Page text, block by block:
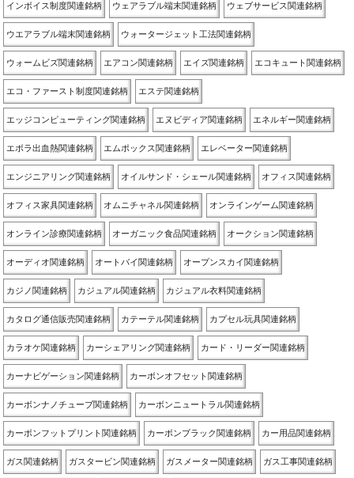
インボイス制度関連銘柄 ウェアラブル端末関連銘柄 ウェブサービス関連銘柄
ウエアラブル端末関連銘柄 ウォータージェット工法関連銘柄
ウォームビズ関連銘柄 エアコン関連銘柄 エイズ関連銘柄 エコキュート関連銘柄
エコ・ファースト制度関連銘柄 エステ関連銘柄
エッジコンピューティング関連銘柄 エヌビディア関連銘柄 エネルギー関連銘柄
エボラ出血熱関連銘柄 エムポックス関連銘柄 エレベーター関連銘柄
エンジニアリング関連銘柄 オイルサンド・シェール関連銘柄 オフィス関連銘柄
オフィス家具関連銘柄 オムニチャネル関連銘柄 オンラインゲーム関連銘柄
オンライン診療関連銘柄 オーガニック食品関連銘柄 オークション関連銘柄
オーディオ関連銘柄 オートバイ関連銘柄 オープンスカイ関連銘柄
カジノ関連銘柄 カジュアル関連銘柄 カジュアル衣料関連銘柄
カタログ通信販売関連銘柄 カテーテル関連銘柄 カプセル玩具関連銘柄
カラオケ関連銘柄 カーシェアリング関連銘柄 カード・リーダー関連銘柄
カーナビゲーション関連銘柄 カーボンオフセット関連銘柄
カーボンナノチューブ関連銘柄 カーボンニュートラル関連銘柄
カーボンフットプリント関連銘柄 カーボンブラック関連銘柄 カー用品関連銘柄
ガス関連銘柄 ガスタービン関連銘柄 ガスメーター関連銘柄 ガス工事関連銘柄